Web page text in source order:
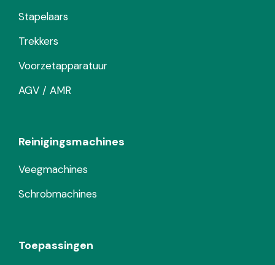
Stapelaars
Trekkers
Voorzetapparatuur
AGV / AMR
Reinigingsmachines
Veegmachines
Schrobmachines
Toepassingen